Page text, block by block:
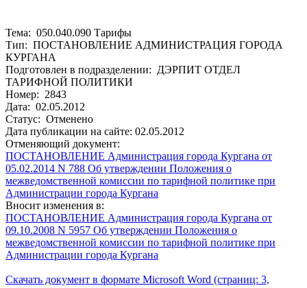
Тема: 050.040.090 Тарифы
Тип: ПОСТАНОВЛЕНИЕ АДМИНИСТРАЦИЯ ГОРОДА
КУРГАНА
Подготовлен в подразделении: ДЭРПИТ ОТДЕЛ
ТАРИФНОЙ ПОЛИТИКИ
Номер: 2843
Дата: 02.05.2012
Статус: Отменено
Дата публикации на сайте: 02.05.2012
Отменяющий документ:
ПОСТАНОВЛЕНИЕ Администрация города Кургана от
05.02.2014 N 788 Об утверждении Положения о
межведомственной комиссии по тарифной политике при
Администрации города Кургана
Вносит изменения в:
ПОСТАНОВЛЕНИЕ Администрация города Кургана от
09.10.2008 N 5957 Об утверждении Положения о
межведомственной комиссии по тарифной политике при
Администрации города Кургана
Скачать документ в формате Microsoft Word (страниц: 3,